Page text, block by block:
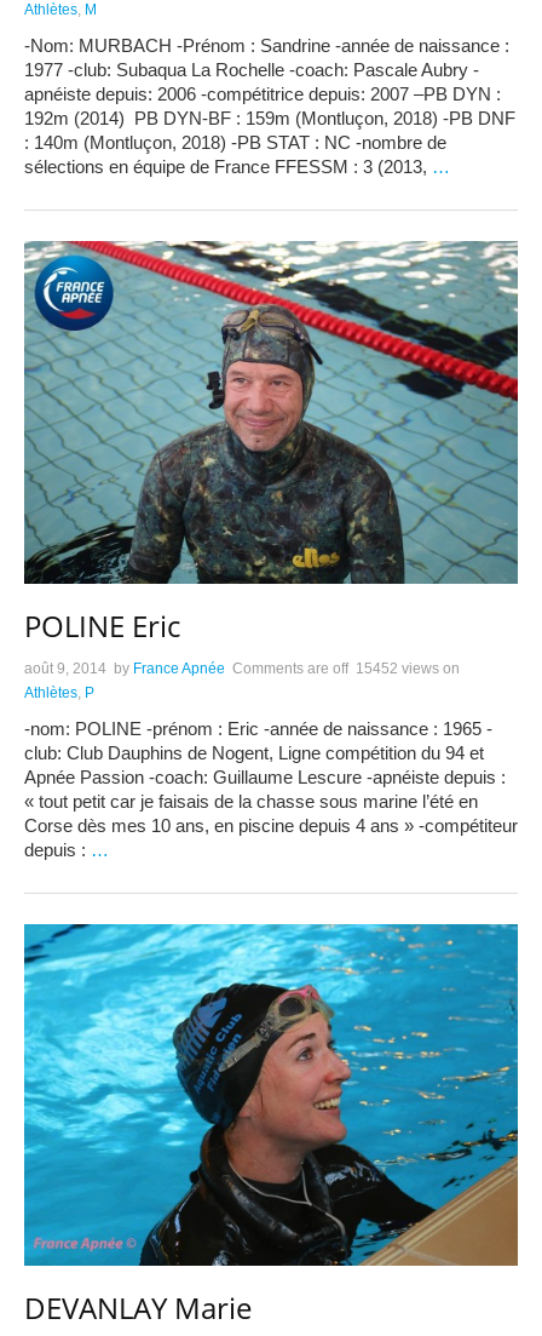
Athlètes, M
-Nom: MURBACH -Prénom : Sandrine -année de naissance :
1977 -club: Subaqua La Rochelle -coach: Pascale Aubry -
apnéiste depuis: 2006 -compétitrice depuis: 2007 –PB DYN :
192m (2014) PB DYN-BF : 159m (Montluçon, 2018) -PB DNF
: 140m (Montluçon, 2018) -PB STAT : NC -nombre de
sélections en équipe de France FFESSM : 3 (2013, …
POLINE Eric
août 9, 2014 by France Apnée Comments are off 15452 views on
Athlètes P
-nom: POLINE -prénom : Eric -année de naissance : 1965 -
club: Club Dauphins de Nogent, Ligne compétition du 94 et
Apnée Passion -coach: Guillaume Lescure -apnéiste depuis :
« tout petit car je faisais de la chasse sous marine l’été en
Corse dès mes 10 ans, en piscine depuis 4 ans » -compétiteur
depuis : …
DEVANLAY Marie